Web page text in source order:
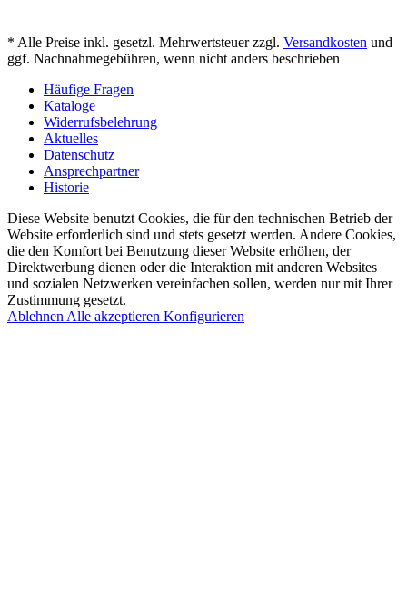
* Alle Preise inkl. gesetzl. Mehrwertsteuer zzgl. Versandkosten und
ggf. Nachnahmegebühren, wenn nicht anders beschrieben
Häufige Fragen
Kataloge
Widerrufsbelehrung
Aktuelles
Datenschutz
Ansprechpartner
Historie
Diese Website benutzt Cookies, die für den technischen Betrieb der
Website erforderlich sind und stets gesetzt werden. Andere Cookies,
die den Komfort bei Benutzung dieser Website erhöhen, der
Direktwerbung dienen oder die Interaktion mit anderen Websites
und sozialen Netzwerken vereinfachen sollen, werden nur mit Ihrer
Zustimmung gesetzt.
AblehnenAlle akzeptieren Konfigurieren